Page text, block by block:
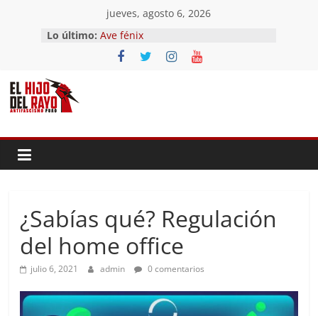
contenido
jueves, agosto 6, 2026
Lo último: Ave fénix
¿Dios no existe?
First Time
¿Sabías qué? Regulación
del home office
julio 6, 2021 admin 0 comentarios